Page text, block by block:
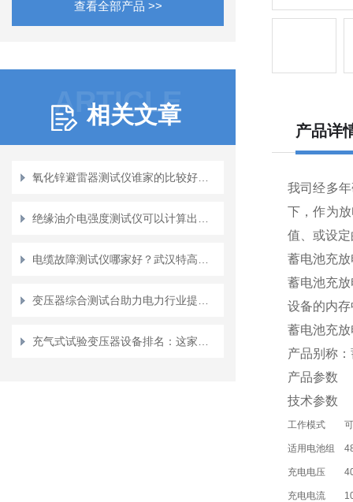
查看全部产品 >>
ARTICLE
相关文章
产品详
我司经多
下，作为
值、或设
蓄电池充
蓄电池充
设备的内
蓄电池充
产品别称
产品参数
技术参数
工作模式
适用电池组
充电电压
充电电流